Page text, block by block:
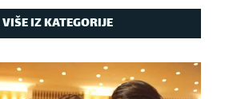
VIŠE IZ KATEGORIJE